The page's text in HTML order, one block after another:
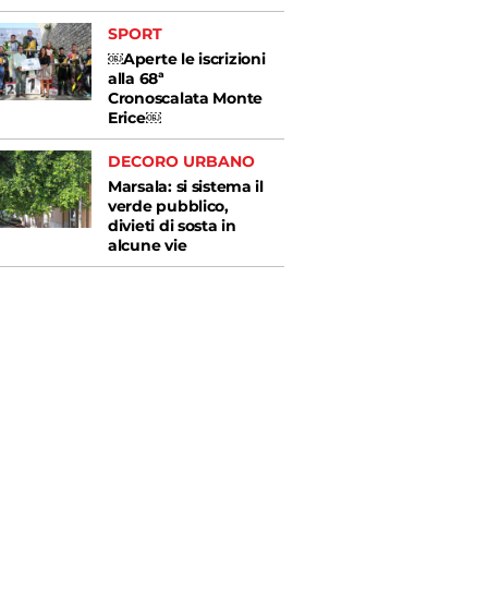
SPORT
￼Aperte le iscrizioni
alla 68ª
Cronoscalata Monte
Erice￼
DECORO URBANO
Marsala: si sistema il
verde pubblico,
divieti di sosta in
alcune vie